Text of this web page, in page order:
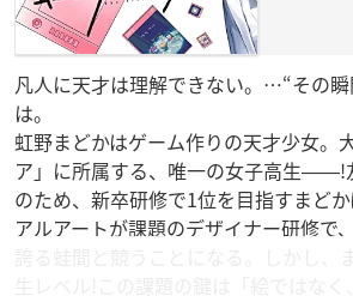
凡人に天才は理解できない。…“その
は。
虹野まどかはゲーム作りの天才少女。
ア」に所属する、唯一の女子高生――!
のため、新卒研修で1位を目指すまど
アルアートが課題のデザイナー研修で